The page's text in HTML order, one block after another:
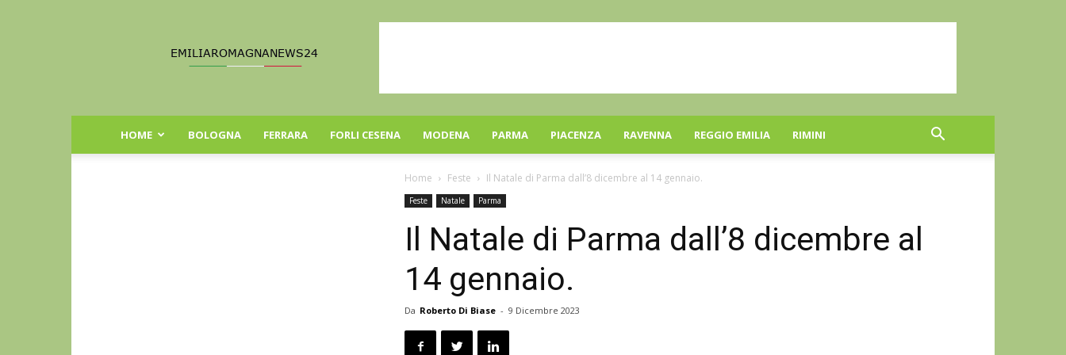
Romagna
HOME BOLOGNA FERRARA FORLI CESENA MODENA PARMA PIACENZA RAVENNA REGGIO EMILIA RIMINI
Home Feste Il Natale di Parma dall’8 dicembre al 14 gennaio.
Feste Natale Parma
Il Natale di Parma dall’8 dicembre al
14 gennaio.
Da Roberto Di Biase - 9 Dicembre 2023